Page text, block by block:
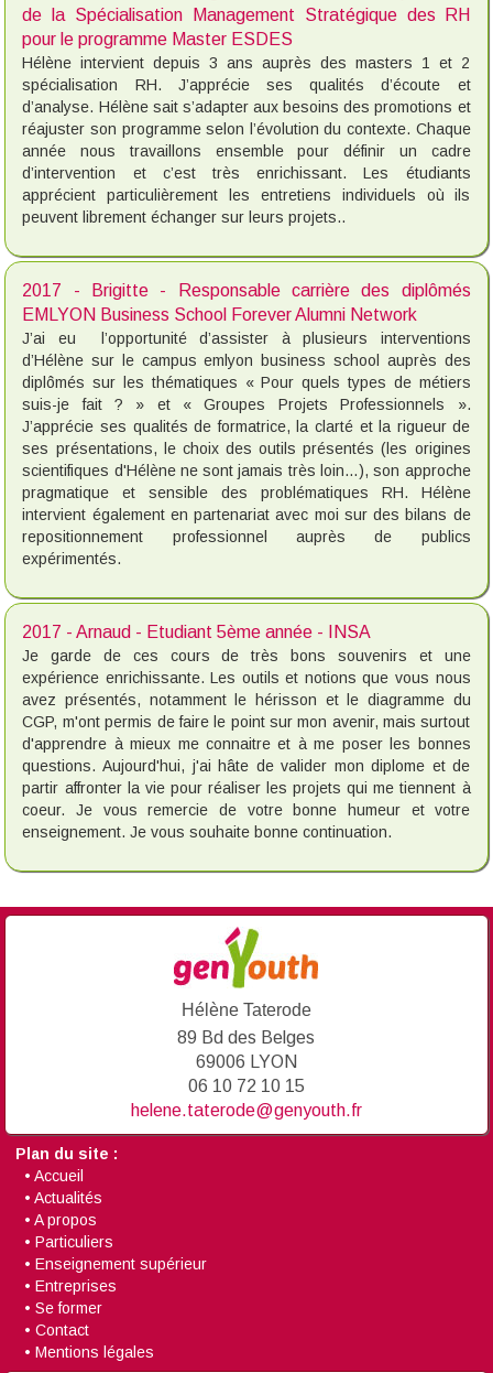
de la Spécialisation Management Stratégique des RH
pour le programme Master ESDES
Hélène intervient depuis 3 ans auprès des masters 1 et 2
spécialisation RH. J’apprécie ses qualités d’écoute et
d’analyse. Hélène sait s’adapter aux besoins des promotions et
réajuster son programme selon l’évolution du contexte. Chaque
année nous travaillons ensemble pour définir un cadre
d’intervention et c’est très enrichissant. Les étudiants
apprécient particulièrement les entretiens individuels où ils
peuvent librement échanger sur leurs projets..
2017 - Brigitte - Responsable carrière des diplômés
EMLYON Business School Forever Alumni Network
J’ai eu l’opportunité d’assister à plusieurs interventions
d’Hélène sur le campus emlyon business school auprès des
diplômés sur les thématiques « Pour quels types de métiers
suis-je fait ? » et « Groupes Projets Professionnels ».
J’apprécie ses qualités de formatrice, la clarté et la rigueur de
ses présentations, le choix des outils présentés (les origines
scientifiques d'Hélène ne sont jamais très loin…), son approche
pragmatique et sensible des problématiques RH. Hélène
intervient également en partenariat avec moi sur des bilans de
repositionnement professionnel auprès de publics
expérimentés.
2017 - Arnaud - Etudiant 5ème année - INSA
Je garde de ces cours de très bons souvenirs et une
expérience enrichissante. Les outils et notions que vous nous
avez présentés, notamment le hérisson et le diagramme du
CGP, m'ont permis de faire le point sur mon avenir, mais surtout
d'apprendre à mieux me connaitre et à me poser les bonnes
questions. Aujourd'hui, j'ai hâte de valider mon diplome et de
partir affronter la vie pour réaliser les projets qui me tiennent à
coeur. Je vous remercie de votre bonne humeur et votre
enseignement. Je vous souhaite bonne continuation.
Hélène Taterode
89 Bd des Belges
69006 LYON
06 10 72 10 15
helene.taterode@genyouth.fr
Plan du site :
•Accueil
•Actualités
•A propos
•Particuliers
•Enseignement supérieur
•Entreprises
•Se former
•Contact
•Mentions légales